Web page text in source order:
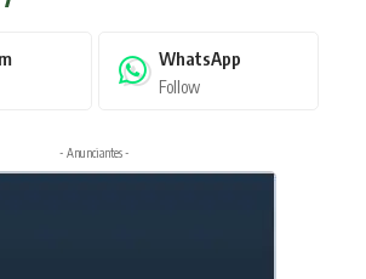
WhatsApp
Follow
- Anunciantes -